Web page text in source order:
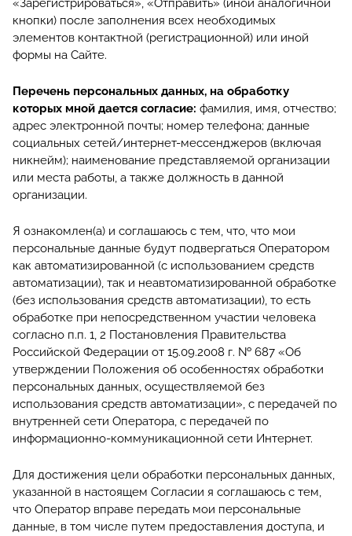
«Зарегистрироваться», «Отправить» (иной аналогичной
кнопки) после заполнения всех необходимых
элементов контактной (регистрационной) или иной
формы на Сайте.
Перечень персональных данных, на обработку
которых мной дается согласие: фамилия, имя, отчество;
адрес электронной почты; номер телефона; данные
социальных сетей/интернет-мессенджеров (включая
никнейм); наименование представляемой организации
или места работы, а также должность в данной
организации.
Я ознакомлен(а) и соглашаюсь с тем, что, что мои
персональные данные будут подвергаться Оператором
как автоматизированной (с использованием средств
автоматизации), так и неавтоматизированной обработке
(без использования средств автоматизации), то есть
обработке при непосредственном участии человека
согласно п.п. 1, 2 Постановления Правительства
Российской Федерации от 15.09.2008 г. № 687 «Об
утверждении Положения об особенностях обработки
персональных данных, осуществляемой без
использования средств автоматизации», с передачей по
внутренней сети Оператора, с передачей по
информационно-коммуникационной сети Интернет.
Для достижения цели обработки персональных данных,
указанной в настоящем Согласии я соглашаюсь с тем,
что Оператор вправе передать мои персональные
данные, в том числе путем предоставления доступа, и